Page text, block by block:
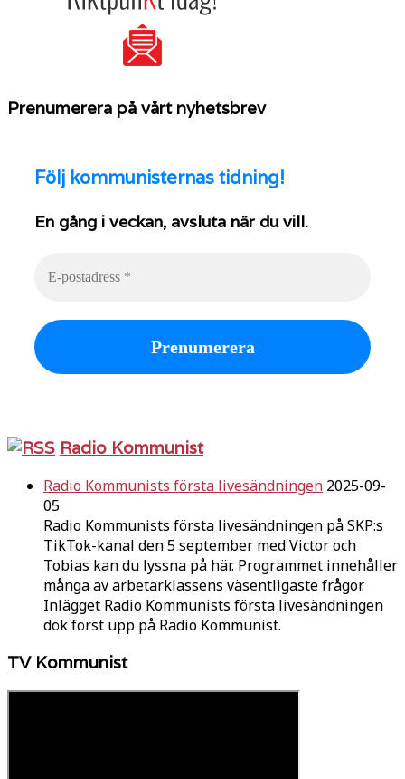
Prenumerera på vårt nyhetsbrev
Följ kommunisternas tidning!
En gång i veckan, avsluta när du vill.
Radio Kommunist
Radio Kommunists första livesändningen 2025-09-
05
Radio Kommunists första livesändningen på SKP:s
TikTok-kanal den 5 september med Victor och
Tobias kan du lyssna på här. Programmet innehåller
många av arbetarklassens väsentligaste frågor.
Inlägget Radio Kommunists första livesändningen
dök först upp på Radio Kommunist.
TV Kommunist